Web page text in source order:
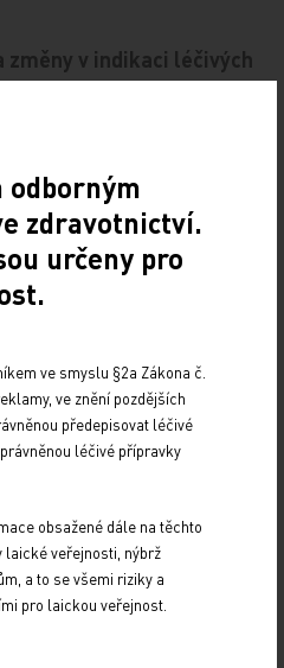
v indikaci léčivých
přípravků, u nichž
Medicines Agency,
k udělení…
změny v indikaci léčivých
přípravků, u nichž
Medicines Agency,
k udělení…
změny v indikaci léčivých
Medicines Agency,
odborným
zdravotnictví.
určeny pro
ve smyslu §2a Zákona č.
ve znění pozdějších
předepisovat léčivé
léčivé přípravky
obsažené dále na těchto
veřejnosti, nýbrž
a to se všemi riziky a
pro laickou veřejnost.